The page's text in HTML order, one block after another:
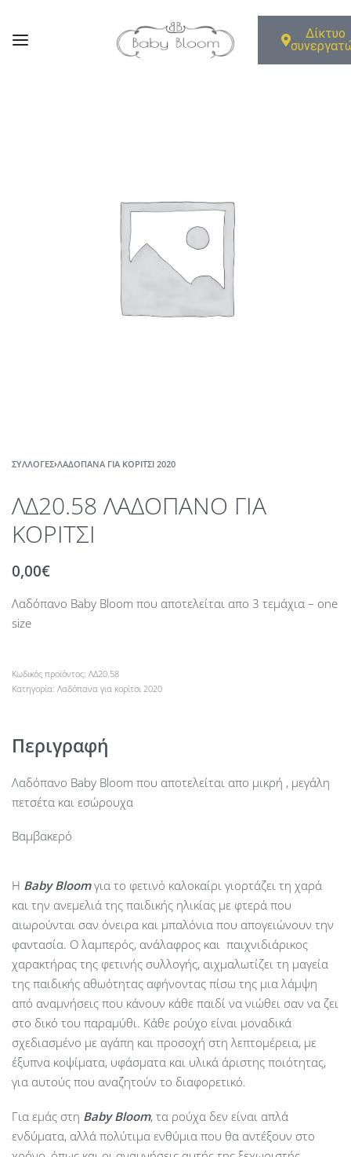
Δίκτυο
ΣΥΛΛΟΓΈΣ›ΛΑΔΌΠΑΝΑ ΓΙΑ ΚΟΡΊΤΣΙ 2020
ΛΔ20.58 ΛΑΔΟΠΑΝΟ ΓΙΑ
ΚΟΡΙΤΣΙ
0,00€
Λαδόπανο Baby Bloom που αποτελείται απο 3 τεμάχια – one
size
ΛΔ20.58
Κατηγορία: Λαδόπανα για κορίτσι 2020
Περιγραφή
Λαδόπανο Baby Bloom που αποτελείται απο μικρή , μεγάλη
πετσέτα και εσώρουχα
Βαμβακερό
Η Baby Bloom για το φετινό καλοκαίρι γιορτάζει τη χαρά
και την ανεμελιά της παιδικής ηλικίας με φτερά που
αιωρούνται σαν όνειρα και μπαλόνια που απογειώνουν την
φαντασία. Ο λαμπερός, ανάλαφρος και παιχνιδιάρικος
χαρακτήρας της φετινής συλλογής, αιχμαλωτίζει τη μαγεία
της παιδικής αθωότητας αφήνοντας πίσω της μια λάμψη
από αναμνήσεις που κάνουν κάθε παιδί να νιώθει σαν να ζει
στο δικό του παραμύθι. Κάθε ρούχο είναι μοναδικά
σχεδιασμένο με αγάπη και προσοχή στη λεπτομέρεια, με
έξυπνα κοψίματα, υφάσματα και υλικά άριστης ποιότητας,
για αυτούς που αναζητούν το διαφορετικό.
Για εμάς στη Baby Bloom, τα ρούχα δεν είναι απλά
ενδύματα, αλλά πολύτιμα ενθύμια που θα αντέξουν στο